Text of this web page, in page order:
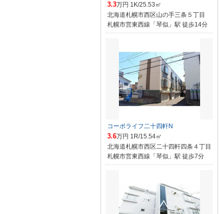
3.3万円 1K/25.53㎡
北海道札幌市西区山の手三条５丁目
札幌市営東西線「琴似」駅 徒歩14分
コーポライフ二十四軒N
3.6万円 1R/15.54㎡
北海道札幌市西区二十四軒四条４丁目
札幌市営東西線「琴似」駅 徒歩7分